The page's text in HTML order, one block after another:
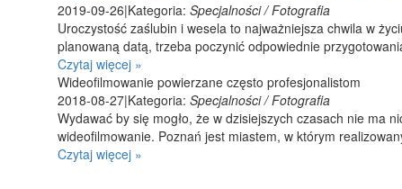
2019-09-26|Kategoria: Specjalności / Fotografia
Uroczystość zaślubin i wesela to najważniejsza chwila w
planowaną datą, trzeba poczynić odpowiednie
Czytaj więcej »
Wideofilmowanie powierzane często profesjonalistom
2018-08-27|Kategoria: Specjalności / Fotografia
Wydawać by się mogło, że w dzisiejszych czasach nie ma
wideofilmowanie. Poznań jest miastem, w którym
Czytaj więcej »